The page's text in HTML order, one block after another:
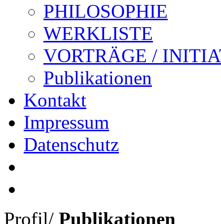
PHILOSOPHIE
WERKLISTE
VORTRÄGE /
Publikationen
Kontakt
Impressum
Datenschutz
Profil/ Publikationen